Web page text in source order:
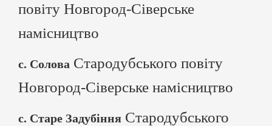
повіту Новгород-Сіверське
намісництво
с. Солова Стародубського повіту
Новгород-Сіверське намісництво
с. Старе Задубіння Стародубського